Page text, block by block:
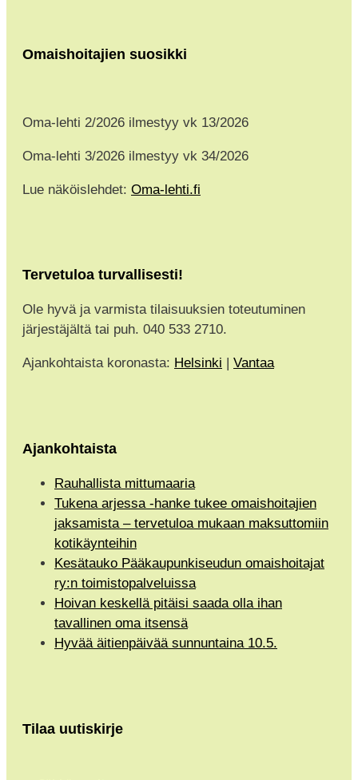
Omaishoitajien suosikki
Oma-lehti 2/2026 ilmestyy vk 13/2026
Oma-lehti 3/2026 ilmestyy vk 34/2026
Lue näköislehdet: Oma-lehti.fi
Tervetuloa turvallisesti!
Ole hyvä ja varmista tilaisuuksien toteutuminen
järjestäjältä tai puh. 040 533 2710.
Ajankohtaista koronasta: Helsinki Vantaa
Ajankohtaista
Rauhallista mittumaaria
Tukena arjessa -hanke tukee omaishoitajien
jaksamista – tervetuloa mukaan maksuttomiin
kotikäynteihin
Kesätauko Pääkaupunkiseudun omaishoitajat
ry:n toimistopalveluissa
Hoivan keskellä pitäisi saada olla ihan
tavallinen oma itsensä
Hyvää äitienpäivää sunnuntaina 10.5.
Tilaa uutiskirje